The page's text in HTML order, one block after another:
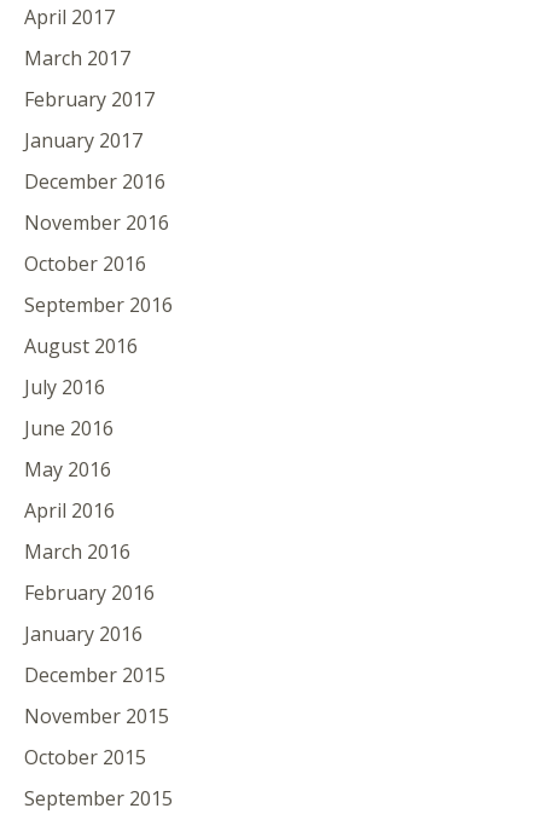
April 2017
March 2017
February 2017
January 2017
December 2016
November 2016
October 2016
September 2016
August 2016
July 2016
June 2016
May 2016
April 2016
March 2016
February 2016
January 2016
December 2015
November 2015
October 2015
September 2015